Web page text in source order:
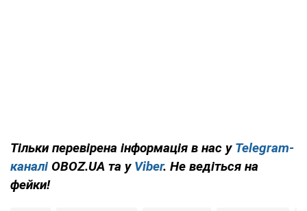
Тільки перевірена інформація в нас у Telegram-
каналі OBOZ.UA та у Viber. Не ведіться на
фейки!